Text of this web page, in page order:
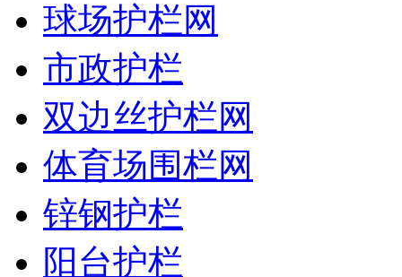
球场护栏网
市政护栏
双边丝护栏网
体育场围栏网
锌钢护栏
阳台护栏